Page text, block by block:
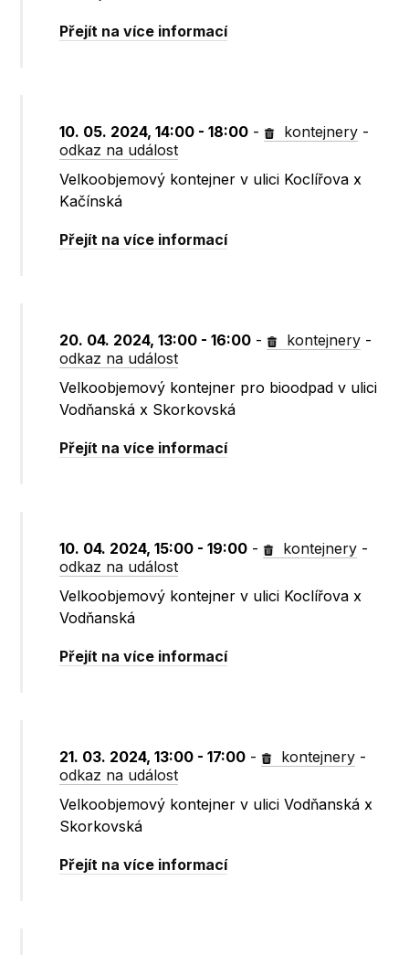
Přejít na více informací
10. 05. 2024, 14:00 - 18:00 - kontejnery -
odkaz na událost
Velkoobjemový kontejner v ulici Koclířova x
Kačínská
Přejít na více informací
20. 04. 2024, 13:00 - 16:00 - kontejnery -
odkaz na událost
Velkoobjemový kontejner pro bioodpad v ulici
Vodňanská x Skorkovská
Přejít na více informací
10. 04. 2024, 15:00 - 19:00 - kontejnery -
odkaz na událost
Velkoobjemový kontejner v ulici Koclířova x
Vodňanská
Přejít na více informací
21. 03. 2024, 13:00 - 17:00 - kontejnery -
odkaz na událost
Velkoobjemový kontejner v ulici Vodňanská x
Skorkovská
Přejít na více informací